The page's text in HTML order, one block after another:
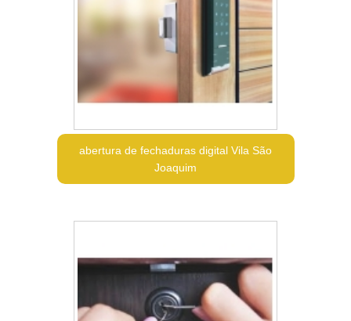
abertura de fechaduras digital Vila São
Joaquim